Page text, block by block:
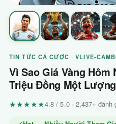
TIN TỨC CÁ CƯỢC · VLIVE-
Vì Sao Giá Vàng Hôm
Triệu Đồng Một
★★★★★4.8 / 5.0 · 2,437+ đánh